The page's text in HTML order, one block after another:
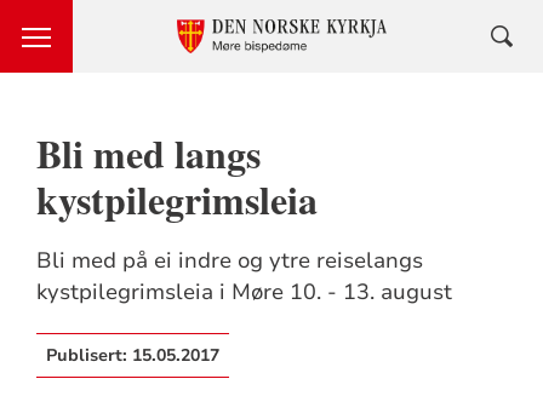
Bli med langs
kystpilegrimsleia
Bli med på ei indre og ytre reiselangs
kystpilegrimsleia i Møre 10. - 13. august
Publisert: 15.05.2017